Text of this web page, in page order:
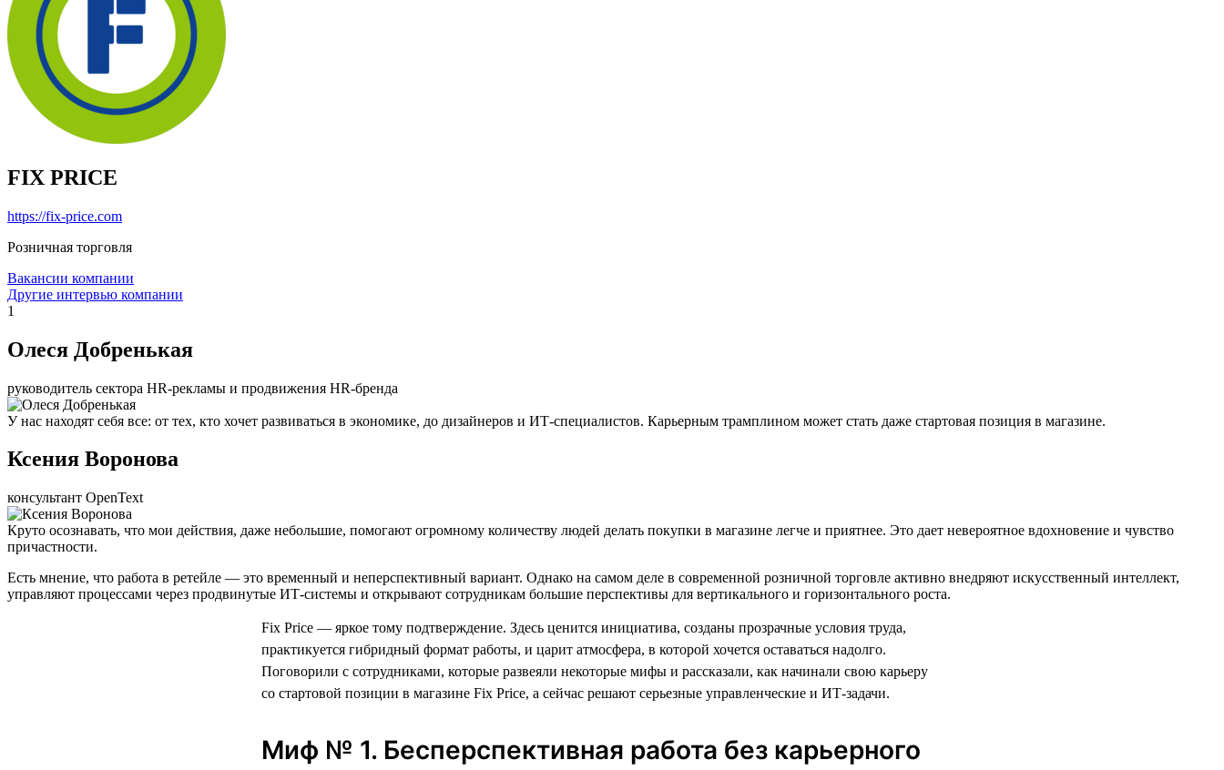
FIX PRICE
https://fix-price.com
Розничная торговля
Вакансии компании
Другие интервью компании
1
Олеся Добренькая
руководитель сектора HR-рекламы и продвижения HR-бренда
У нас находят себя все: от тех, кто хочет развиваться в экономике, до дизайнеров и ИТ-специалистов. Карьерным трамплином может стать даже стартовая позиция в магазине.
Ксения Воронова
консультант OpenText
Круто осознавать, что мои действия, даже небольшие, помогают огромному количеству людей делать покупки в магазине легче и приятнее. Это дает невероятное вдохновение и чувство
причастности.
Есть мнение, что работа в ретейле — это временный и неперспективный вариант. Однако на самом деле в современной розничной торговле активно внедряют искусственный интеллект,
управляют процессами через продвинутые ИТ-системы и открывают сотрудникам большие перспективы для вертикального и горизонтального роста.
Fix Price — яркое тому подтверждение. Здесь ценится инициатива, созданы прозрачные условия труда,
практикуется гибридный формат работы, и царит атмосфера, в которой хочется оставаться надолго.
Поговорили с сотрудниками, которые развеяли некоторые мифы и рассказали, как начинали свою карьеру
со стартовой позиции в магазине Fix Price, а сейчас решают серьезные управленческие и ИТ-задачи.
Миф № 1. Бесперспективная работа без карьерного